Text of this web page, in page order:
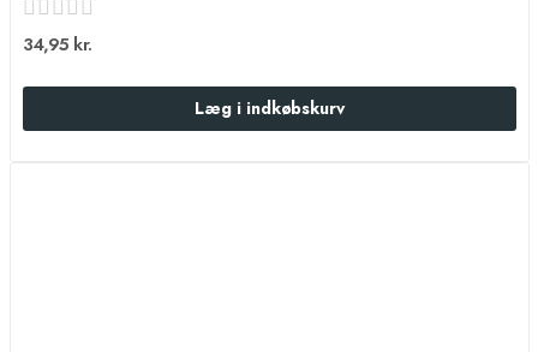
34,95 kr.
Læg i indkøbskurv